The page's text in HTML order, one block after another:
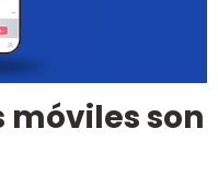
móviles son